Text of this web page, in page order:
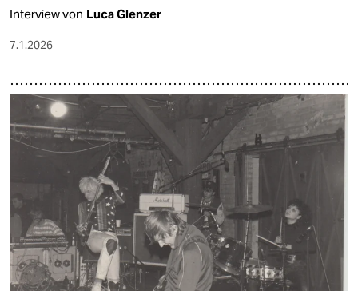
Interview von Luca Glenzer
7.1.2026